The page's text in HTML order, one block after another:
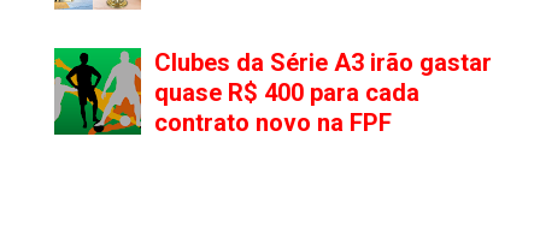
Clubes da Série A3 irão gastar
quase R$ 400 para cada
contrato novo na FPF